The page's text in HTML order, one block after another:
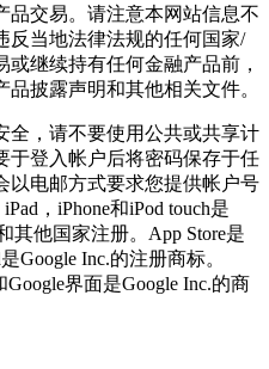
品交易。请注意本网站信息不
反当地法律法规的任何国家/
继续持有任何金融产品前，
披露声明和其他相关文件。
全，请不要使用公共或共享计
于登入帐户后将密码保存于任
以电邮方式要求您提供帐户号
，iPhone和iPod touch是
其他国家注册。App Store是
Google Inc.的注册商标。
界面是Google Inc.的商